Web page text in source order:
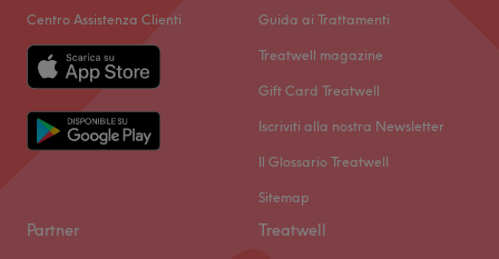
Centro Assistenza Clienti Guida ai Trattamenti
Treatwell magazine
Gift Card Treatwell
Iscriviti alla nostra Newsletter
Il Glossario Treatwell
Sitemap
Partner Treatwell